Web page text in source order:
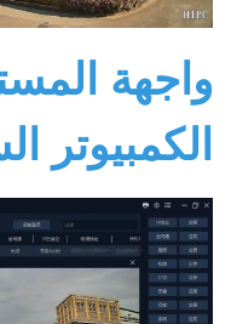
واجهة